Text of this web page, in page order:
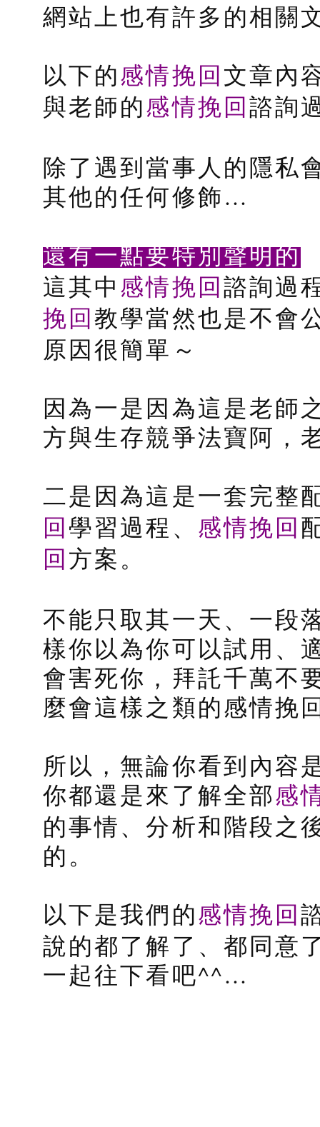
網站上也有許多的相關
以下的感情挽回文章內
與老師的感情挽回諮詢
除了遇到當事人的隱私
其他的任何修飾…
還有一點要特別聲明的
這其中感情挽回諮詢過
挽回教學當然也是不會
原因很簡單～
因為一是因為這是老師
方與生存競爭法寶阿，
二是因為這是一套完整
回學習過程、 感情挽回
回方案。
不能只取其一天、一段
樣你以為你可以試用、
會害死你，拜託千萬不
麼會這樣之類的感情挽
所以，無論你看到內容
你都還是來了解全部感
的事情、分析和階段之
的。
以下是我們的感情挽回
說的都了解了、都同意
一起往下看吧^^…